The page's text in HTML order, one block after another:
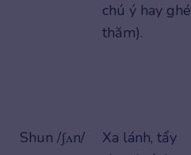
chú ý hay ghé
thăm).
Shun /ʃʌn/
Xa lánh, tẩy